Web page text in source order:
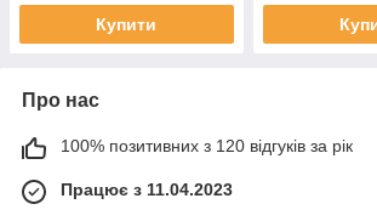
Купити
Про нас
100% позитивних з 120 відгуків за рік
Працює з 11.04.2023